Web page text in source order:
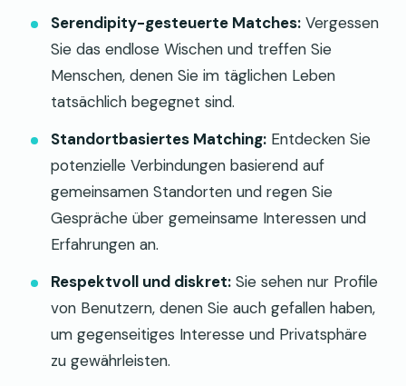
Serendipity-gesteuerte Matches: Vergessen
Sie das endlose Wischen und treffen Sie
Menschen, denen Sie im täglichen Leben
tatsächlich begegnet sind.
Standortbasiertes Matching: Entdecken Sie
potenzielle Verbindungen basierend auf
gemeinsamen Standorten und regen Sie
Gespräche über gemeinsame Interessen und
Erfahrungen an.
Respektvoll und diskret: Sie sehen nur Profile
von Benutzern, denen Sie auch gefallen haben,
um gegenseitiges Interesse und Privatsphäre
zu gewährleisten.